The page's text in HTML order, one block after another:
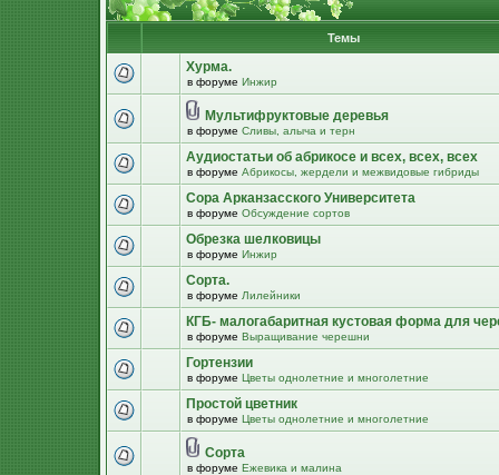
Темы
Хурма.
в форуме Инжир
Мультифруктовые деревья
в форуме Сливы, алыча и терн
Аудиостатьи об абрикосе и всех, всех, всех
в форуме Абрикосы, жердели и межвидовые гибриды
Сора Арканзасского Университета
в форуме Обсуждение сортов
Обрезка шелковицы
в форуме Инжир
Сорта.
в форуме Лилейники
КГБ- малогабаритная кустовая форма для
в форуме Выращивание черешни
Гортензии
в форуме Цветы однолетние и многолетние
Простой цветник
в форуме Цветы однолетние и многолетние
Сорта
в форуме Ежевика и малина